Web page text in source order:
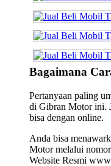
Bagaimana
Pertanyaan paling
di Gibran Motor ini.
bisa dengan online.
Anda bisa
Motor melalui
Website Resmi